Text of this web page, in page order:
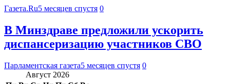
Газета.Ru5 месяцев спустя 0
В Минздраве предложили ускорить
диспансеризацию участников СВО
Парламентская газета5 месяцев спустя 0
Август 2026